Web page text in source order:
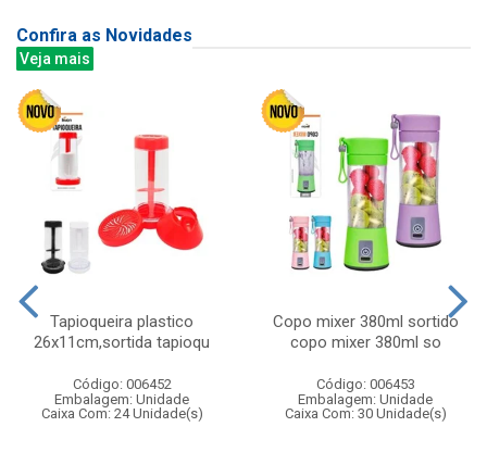
Confira as Novidades
Veja mais
Tapioqueira plastico
26x11cm,sortida tapioqu
Código: 006452
Embalagem: Unidade
Caixa Com: 24 Unidade(s)
Copo mixer 380ml sortido
copo mixer 380ml so
Código: 006453
Embalagem: Unidade
Caixa Com: 30 Unidade(s)